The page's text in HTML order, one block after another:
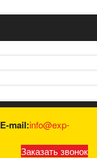
E-mail:info@exp-
Заказать звонок